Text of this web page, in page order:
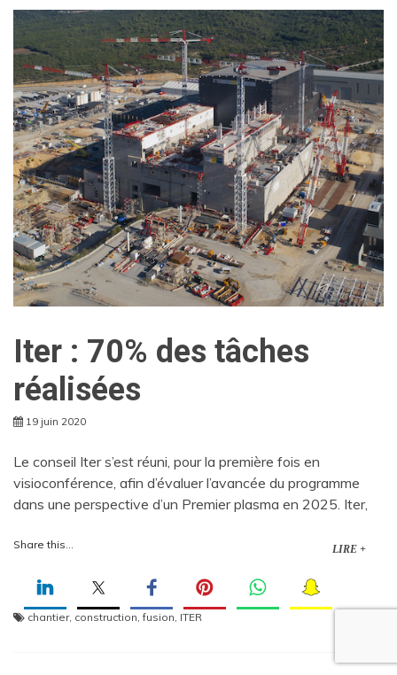
Iter : 70% des tâches
réalisées
19 juin 2020
Le conseil Iter s’est réuni, pour la première fois en
visioconférence, afin d’évaluer l’avancée du programme
dans une perspective d’un Premier plasma en 2025. Iter,
Share this... LIRE +
chantier, construction,fusion, ITER